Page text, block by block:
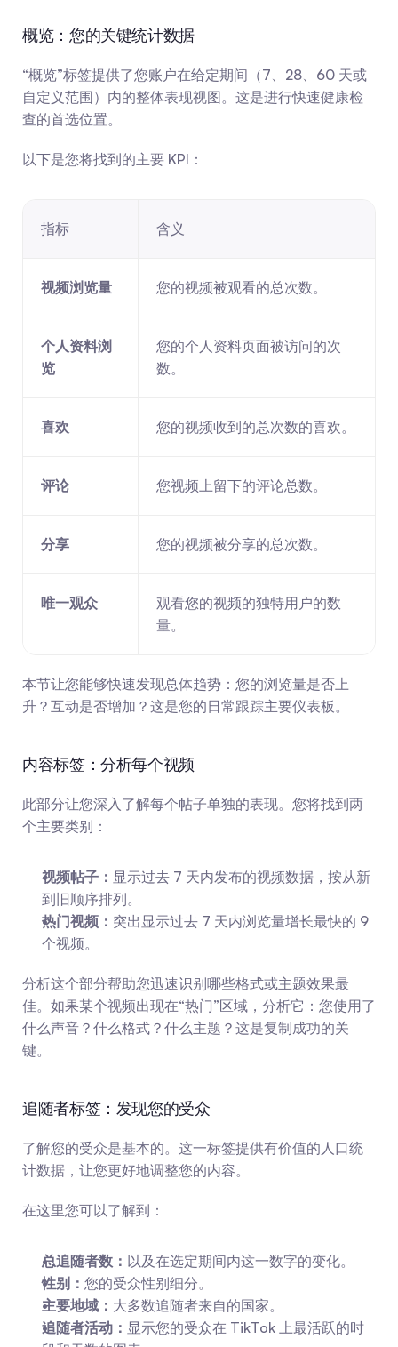
概览：您的关键统计数据
“概览”标签提供了您账户在给定期间（7、28、60 天或
自定义范围）内的整体表现视图。这是进行快速健康检
查的首选位置。
以下是您将找到的主要 KPI：
指标 含义
视频浏览量 您的视频被观看的总次数。
个人资料浏
览
您的个人资料页面被访问的次
数。
喜欢 您的视频收到的总次数的喜欢。
评论 您视频上留下的评论总数。
分享 您的视频被分享的总次数。
唯一观众
观看您的视频的独特用户的数
量。
本节让您能够快速发现总体趋势：您的浏览量是否上
升？互动是否增加？这是您的日常跟踪主要仪表板。
内容标签：分析每个视频
此部分让您深入了解每个帖子单独的表现。您将找到两
个主要类别：
视频帖子： 显示过去 7 天内发布的视频数据，按从新
到旧顺序排列。
热门视频： 突出显示过去 7 天内浏览量增长最快的 9
个视频。
分析这个部分帮助您迅速识别哪些格式或主题效果最
佳。如果某个视频出现在“热门”区域，分析它：您使用了
什么声音？什么格式？什么主题？这是复制成功的关
键。
追随者标签：发现您的受众
了解您的受众是基本的。这一标签提供有价值的人口统
计数据，让您更好地调整您的内容。
在这里您可以了解到：
总追随者数： 以及在选定期间内这一数字的变化。
性别： 您的受众性别细分。
主要地域： 大多数追随者来自的国家。
追随者活动： 显示您的受众在 TikTok 上最活跃的时